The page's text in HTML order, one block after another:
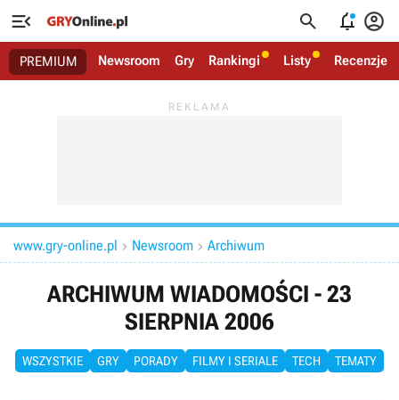
   
PREMIUM Newsroom Gry Rankingi Listy Recenzje
www.gry-online.pl  Newsroom  Archiwum
ARCHIWUM WIADOMOŚCI - 23
SIERPNIA 2006
WSZYSTKIE GRY PORADY FILMY I SERIALE TECH TEMATY